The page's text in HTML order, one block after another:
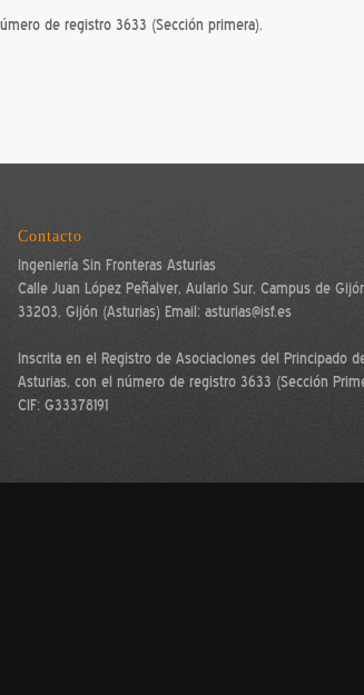
de registro 3633 (Sección primera).
Contacto
Ingeniería Sin Fronteras Asturias
Calle Juan López Peñalver, Aulario Sur, Campus de
33203, Gijón (Asturias) Email: asturias@isf.es
Inscrita en el Registro de Asociaciones del Principado
Asturias, con el número de registro 3633 (Sección
CIF: G33378191